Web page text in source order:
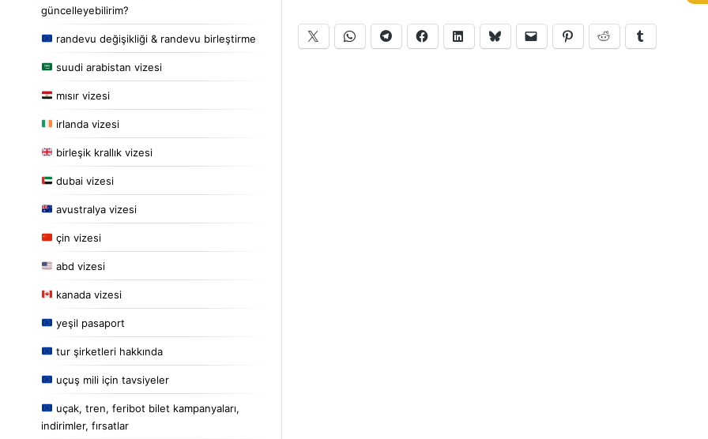
güncelleyebilirim?
randevu değişikliği & randevu birleştirme
suudi arabistan vizesi
mısır vizesi
irlanda vizesi
birleşik krallık vizesi
dubai vizesi
avustralya vizesi
çin vizesi
abd vizesi
kanada vizesi
yeşil pasaport
tur şirketleri hakkında
uçuş mili için tavsiyeler
uçak, tren, feribot bilet kampanyaları,
indirimler, fırsatlar